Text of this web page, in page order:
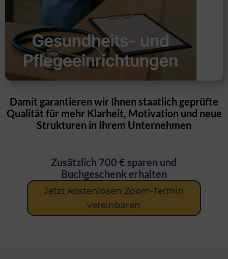
Damit garantieren wir Ihnen staatlich geprüfte
Qualität für mehr Klarheit, Motivation und neue
Strukturen in Ihrem Unternehmen
Zusätzlich 700 € sparen und
Buchgeschenk erhalten
Jetzt kostenlosen Zoom-Termin
vereinbaren